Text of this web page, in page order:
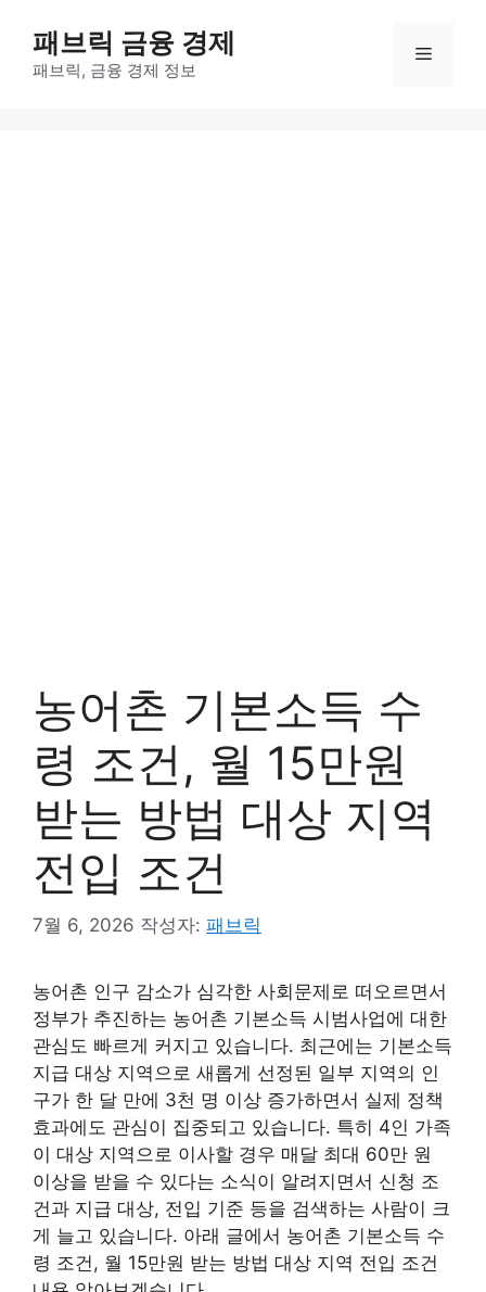
패브릭 금융 경제
패브릭, 금융 경제 정보
메
농어촌 기본소득 수
령 조건, 월 15만원
받는 방법 대상 지역
전입 조건
7월 6, 2026 작성자: 패브릭
농어촌 인구 감소가 심각한 사회문제로 떠오르면서
정부가 추진하는 농어촌 기본소득 시범사업에 대한
관심도 빠르게 커지고 있습니다. 최근에는 기본소득
지급 대상 지역으로 새롭게 선정된 일부 지역의 인
구가 한 달 만에 3천 명 이상 증가하면서 실제 정책
효과에도 관심이 집중되고 있습니다. 특히 4인 가족
이 대상 지역으로 이사할 경우 매달 최대 60만 원
이상을 받을 수 있다는 소식이 알려지면서 신청 조
건과 지급 대상, 전입 기준 등을 검색하는 사람이 크
게 늘고 있습니다. 아래 글에서 농어촌 기본소득 수
령 조건, 월 15만원 받는 방법 대상 지역 전입 조건